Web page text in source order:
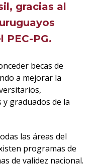
gracias al
PG.
becas de
a mejorar la
graduados de la
las áreas del
programas de
de validez nacional.